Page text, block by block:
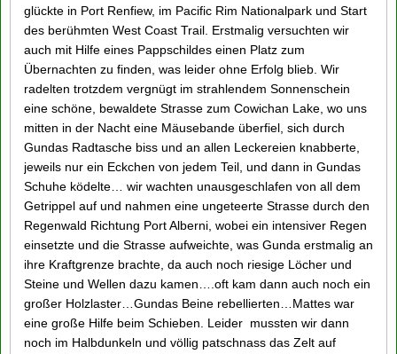
glückte in Port Renfiew, im Pacific Rim Nationalpark und Start
des berühmten West Coast Trail. Erstmalig versuchten wir
auch mit Hilfe eines Pappschildes einen Platz zum
Übernachten zu finden, was leider ohne Erfolg blieb. Wir
radelten trotzdem vergnügt im strahlendem Sonnenschein
eine schöne, bewaldete Strasse zum Cowichan Lake, wo uns
mitten in der Nacht eine Mäusebande überfiel, sich durch
Gundas Radtasche biss und an allen Leckereien knabberte,
jeweils nur ein Eckchen von jedem Teil, und dann in Gundas
Schuhe ködelte… wir wachten unausgeschlafen von all dem
Getrippel auf und nahmen eine ungeteerte Strasse durch den
Regenwald Richtung Port Alberni, wobei ein intensiver Regen
einsetzte und die Strasse aufweichte, was Gunda erstmalig an
ihre Kraftgrenze brachte, da auch noch riesige Löcher und
Steine und Wellen dazu kamen….oft kam dann auch noch ein
großer Holzlaster…Gundas Beine rebellierten…Mattes war
eine große Hilfe beim Schieben. Leider mussten wir dann
noch im Halbdunkeln und völlig patschnass das Zelt auf